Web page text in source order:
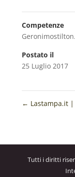
Competenze
Postato il
25 Luglio 2017
← Lastampa.it
Tutti i diritti